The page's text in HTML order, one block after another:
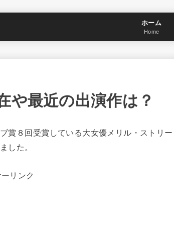
ホーム
Home
や最近の出演作は？
賞８回受賞している大女優メリル・ストリー
した。
リンク